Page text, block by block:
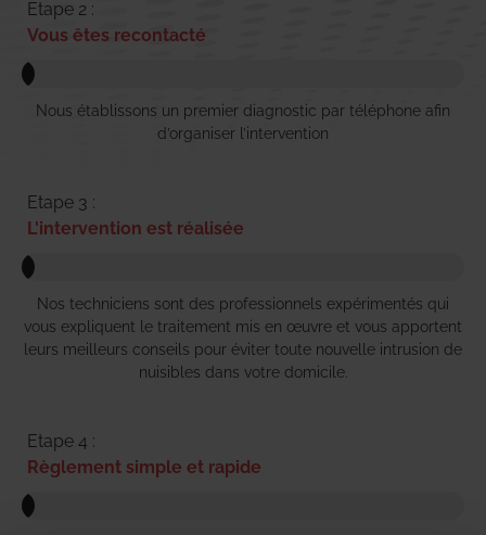
Etape 2 :
Vous êtes recontacté
Nous établissons un premier diagnostic par téléphone afin
d’organiser l’intervention
Etape 3 :
L'intervention est réalisée
Nos techniciens sont des professionnels expérimentés qui
vous expliquent le traitement mis en œuvre et vous apportent
leurs meilleurs conseils pour éviter toute nouvelle intrusion de
nuisibles dans votre domicile.
Etape 4 :
Règlement simple et rapide